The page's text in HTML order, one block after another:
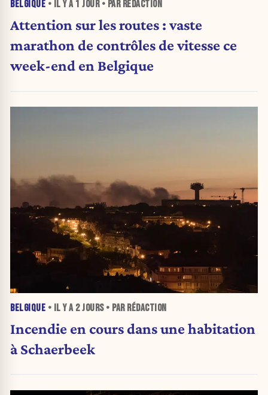
BELGIQUE • IL Y A 1 JOUR• PAR RÉDACTION
Attention sur les routes : vaste
marathon de contrôles de vitesse ce
week-end en Belgique
BELGIQUE • IL Y A 2 JOURS• PAR RÉDACTION
Incendie en cours dans une habitation
à Schaerbeek